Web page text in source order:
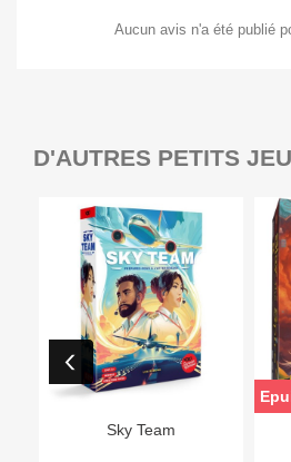
Aucun avis n'a été publié
D'AUTRES PETITS
Sky Team